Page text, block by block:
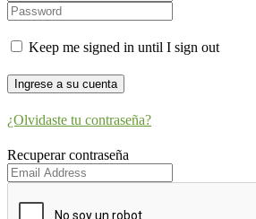
Keep me signed in until I sign out
¿Olvidaste tu contraseña?
Recuperar contraseña